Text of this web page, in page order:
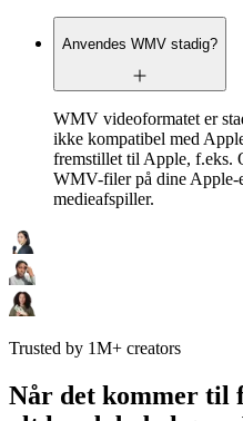
Anvendes WMV stadig?
WMV videoformatet er
ikke kompatibel med
fremstillet til Apple, f.eks.
WMV-filer på dine Apple-
medieafspiller.
Trusted by 1M+ creators
Når det kommer til